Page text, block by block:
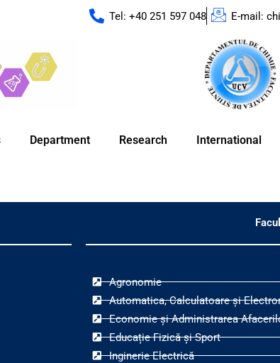
Tel: +40 251 597 048 E-mail:
Department Research International
Agronomie
Automatica, Calculatoare și
Economie și Administrarea
Educație Fizică și Sport
Inginerie Electrică